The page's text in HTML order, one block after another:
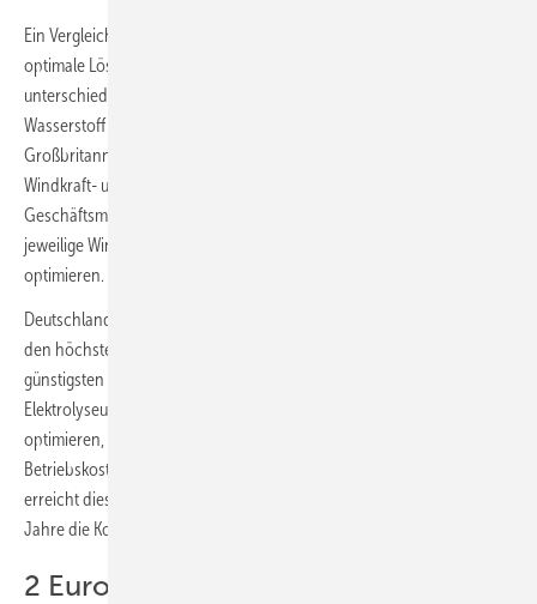
Ein Vergleich verschiedener Geschäftsmodelle zeigt, dass die
optimale Lösung von Land zu Land und sogar von Region zu Region
unterschiedlich ist. Die kostengünstigste Produktion von grünem
Wasserstoff in Europa wird in Ländern wie Norwegen, Spanien und
Großbritannien erreicht, indem ein Elektrolyseur direkt vor Ort an
Windkraft- und Photovoltaik-Anlagen gekoppelt wird. Das ideale
Geschäftsmodell besteht darin, durch flexible Anpassung an die
jeweilige Wind- und Solarstromerzeugung die Auslastung zu
optimieren.
Deutschland gehört unter den betrachteten Ländern zu denen mit
den höchsten Produktionskosten für Elektrolyse-Wasserstoff. Am
günstigsten sind hierzulande netzgekoppelte Wasserstoff-
Elektrolyseure, die flexibel betrieben werden und so ihre Produktion
optimieren, um Zeiten hoher Stromkosten zu vermeiden und die
Betriebskosten zu senken. Durch hohe Anschluss- und Netzgebühren
erreicht dieser Wasserstoff in Deutschland erst Mitte der 2030er-
Jahre die Kostenparität mit blauem Wasserstoff.
2 Euro/kg mit sehr optimistischen